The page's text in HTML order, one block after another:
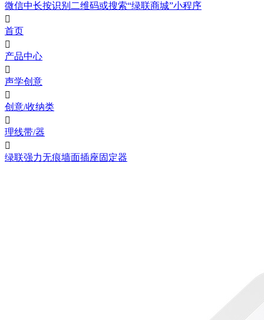
微信中长按识别二维码或搜索“绿联商城”小程序

首页

产品中心

声学创意

创意/收纳类

理线带/器

绿联强力无痕墙面插座固定器